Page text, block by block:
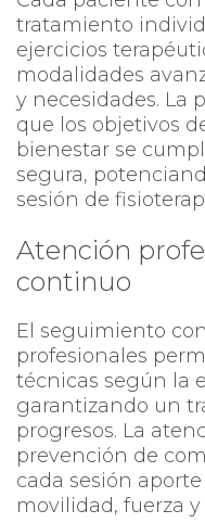
tratamiento
ejercicios
modalidades
y necesidades. La
que los objetivos
bienestar se
segura,
sesión de
Atención
continuo
El seguimiento
profesionales
técnicas según la
garantizando un
progresos. La
prevención de
cada sesión
movilidad, fuerza